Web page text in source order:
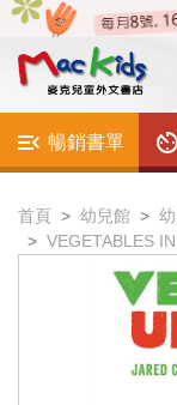
暢銷書單
首頁 幼兒館
VEGETABLES